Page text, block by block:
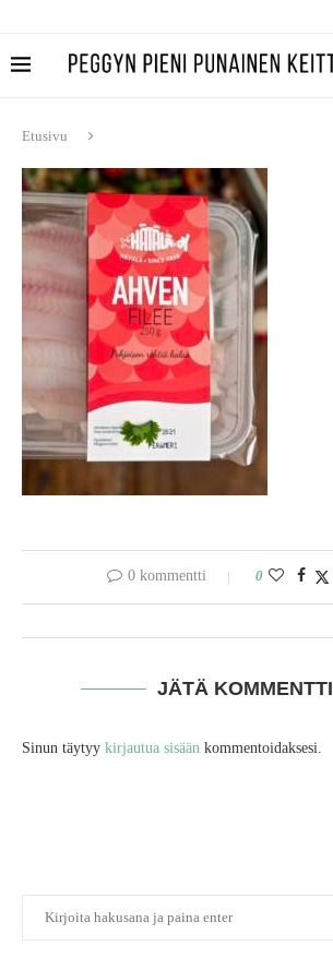
Etusivu
0 kommentti 0
JÄTÄ KOMMENTTI
Sinun täytyy kirjautua sisään kommentoidaksesi.